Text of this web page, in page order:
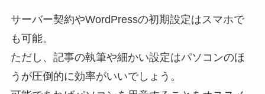
サーバー契約やWordPressの初期設定はスマホで
も可能。
ただし、記事の執筆や細かい設定はパソコンのほ
うが圧倒的に効率がいいでしょう。